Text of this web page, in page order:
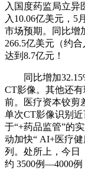
入国度药监局立异
入10.06亿美元，5
市场预期。同比增
266.5亿美元（约
达到8.7亿元！
同比增加
CT影像。其他还
前。医疗资本铰剪
单次CT影像识别
于“+药品监管”的
动加快“ AI+医疗
列。处所上，今日
约 3500例—4000